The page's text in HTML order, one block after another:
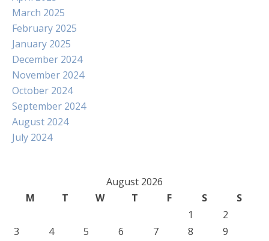
March 2025
February 2025
January 2025
December 2024
November 2024
October 2024
September 2024
August 2024
July 2024
August 2026
M
T W T F S
S
1
2
3
4 5 6 7 8
9